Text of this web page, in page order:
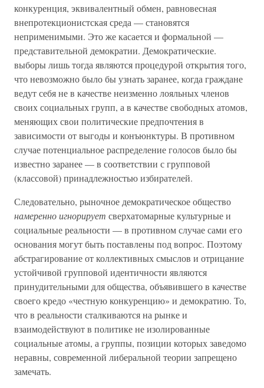
конкуренция, эквивалентный обмен, равновесная
внепротекционистская среда — становятся
неприменимыми. Это же касается и формальной —
представительной демократии. Демократические.
выборы лишь тогда являются процедурой открытия того,
что невозможно было бы узнать заранее, когда граждане
ведут себя не в качестве неизменно лояльных членов
своих социальных групп, а в качестве свободных атомов,
меняющих свои политические предпочтения в
зависимости от выгоды и конъюнктуры. В противном
случае потенциальное распределение голосов было бы
известно заранее — в соответствии с групповой
(классовой) принадлежностью избирателей.
Следовательно, рыночное демократическое общество
намеренно игнорирует сверхатомарные культурные и
социальные реальности — в противном случае сами его
основания могут быть поставлены под вопрос. Поэтому
абстрагирование от коллективных смыслов и отрицание
устойчивой групповой идентичности являются
принудительными для общества, объявившего в качестве
своего кредо «честную конкуренцию» и демократию. То,
что в реальности сталкиваются на рынке и
взаимодействуют в политике не изолированные
социальные атомы, а группы, позиции которых заведомо
неравны, современной либеральной теории запрещено
замечать.